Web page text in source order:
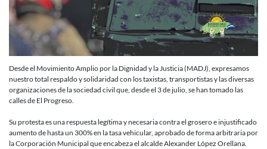
Desde el Movimiento Amplio por la Dignidad y la Justicia (MADJ), expresamos
nuestro total respaldo y solidaridad con los taxistas, transportistas y las diversas
organizaciones de la sociedad civil que, desde el 3 de julio, se han tomado las
calles de El Progreso.
Su protesta es una respuesta legítima y necesaria contra el grosero e injustificado
aumento de hasta un 300% en la tasa vehicular, aprobado de forma arbitraria por
la Corporación Municipal que encabeza el alcalde Alexander López Orellana.